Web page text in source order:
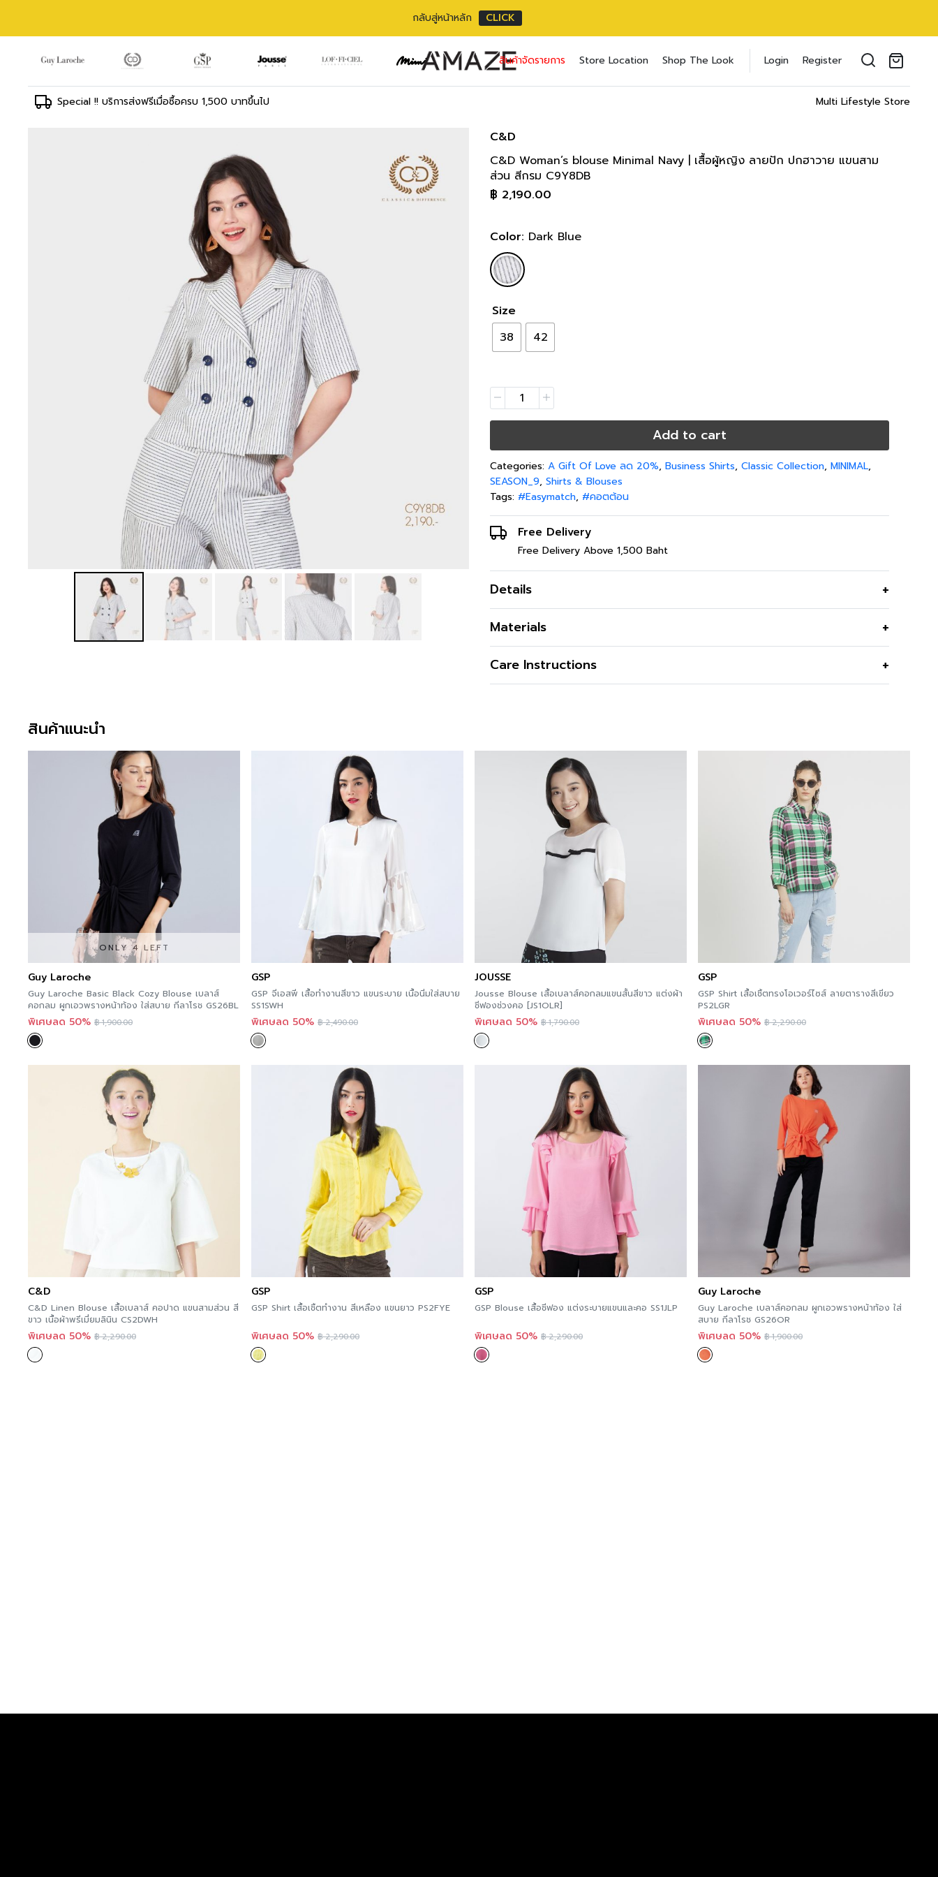
กลับสู่หน้าหลัก CLICK
สินค้าจัดรายการ Store Location Shop The Look Login Register
Special !! บริการส่งฟรีเมื่อซื้อครบ 1,500 บาทขึ้นไป Multi Lifestyle Store
C&D
C&D Woman’s blouse Minimal Navy | เสื้อผู้หญิง ลายปัก ปกฮาวาย แขนสาม
ส่วน สีกรม C9Y8DB
฿ 2,190.00
Color: Dark Blue
Size
38
42
Add to cart
Categories: A Gift Of Love ลด 20%, Business Shirts, Classic Collection, MINIMAL,
SEASON_9, Shirts & Blouses
Tags: #Easymatch, #คอตต้อน
Free Delivery
Free Delivery Above 1,500 Baht
Details
มาะสำหรับว้นพักผ่อน ท่องเที่ยว แบรนด์ C&D
Materials
เนื้อผ้า
คุณสมบัติผ้า
หนา อยู่ทรง ระบายอากาศ ยับยาก รีดง่าย
รูปทรงแขน
แขนสั้น
ดีไซน์ตกแต่ง
ความโปร่งใส
ความยืดหยุ่น
Care Instructions
สินค้าแนะนำ
ONLY 4 LEFT
Guy Laroche
Guy Laroche Basic Black Cozy Blouse เบลาส์
คอกลม ผูกเอวพรางหน้าท้อง ใส่สบาย กีลาโรช GS26BL
พิเศษลด 50% ฿1,900.00
GSP
GSP จีเอสพี เสื้อทำงานสีขาว แขนระบาย เนื้อนิ่มใส่สบาย
SS1SWH
พิเศษลด 50% ฿2,490.00
JOUSSE
Jousse Blouse เสื้อเบลาส์คอกลมแขนสั้นสีขาว แต่งผ้า
ชีฟองช่วงคอ [JS1OLR]
พิเศษลด 50% ฿1,790.00
GSP
GSP Shirt เสื้อเชิ้ตทรงโอเวอร์ไซส์ ลายตารางสีเขียว
PS2LGR
พิเศษลด 50% ฿2,290.00
C&D
C&D Linen Blouse เสื้อเบลาส์ คอปาด แขนสามส่วน สี
ขาว เนื้อผ้าพรีเมี่ยมลินิน CS2DWH
พิเศษลด 50% ฿2,290.00
GSP
GSP Shirt เสื้อเชิ้ตทำงาน สีเหลือง แขนยาว PS2FYE
พิเศษลด 50% ฿2,290.00
GSP
GSP Blouse เสื้อชีฟอง แต่งระบายแขนและคอ SS1JLP
พิเศษลด 50% ฿2,290.00
Guy Laroche
Guy Laroche เบลาส์คอกลม ผูกเอวพรางหน้าท้อง ใส่
สบาย กีลาโรช GS26OR
พิเศษลด 50% ฿1,900.00
Remember me
เราใช้ข้อมูลส่วนตัวของคุณเพื่อรองรับประสบการณ์การใช้งาน
เว็บไซต์, การจัดการบัญชี รวมถึงจุดประสงค์อื่นๆ ตาม
privacy policy